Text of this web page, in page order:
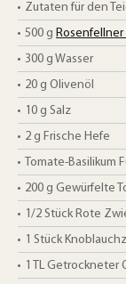
Zutaten für den
500 g Rosenfellner
300 g Wasser
20 g Olivenöl
10 g Salz
2 g Frische Hefe
Tomate-Basilikum
200 g Gewürfelte
1/2 Stück Rote
1 Stück
1 TL Getrockneter